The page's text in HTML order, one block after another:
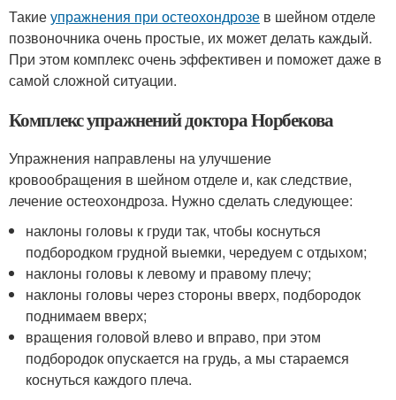
Такиеупражнения при остеохондрозе в шейном отделе
позвоночника очень простые, их может делать каждый.
При этом комплекс очень эффективен и поможет даже в
самой сложной ситуации.
Комплекс упражнений доктора Норбекова
Упражнения направлены на улучшение
кровообращения в шейном отделе и, как следствие,
лечение остеохондроза. Нужно сделать следующее:
наклоны головы к груди так, чтобы коснуться
подбородком грудной выемки, чередуем с отдыхом;
наклоны головы к левому и правому плечу;
наклоны головы через стороны вверх, подбородок
поднимаем вверх;
вращения головой влево и вправо, при этом
подбородок опускается на грудь, а мы стараемся
коснуться каждого плеча.